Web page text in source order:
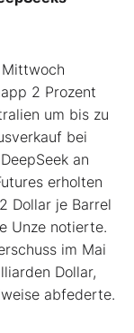
2 Prozent
um bis zu
bei
an
erholten
Dollar je Barrel
Unze notierte.
im Mai
Dollar,
abfederte.